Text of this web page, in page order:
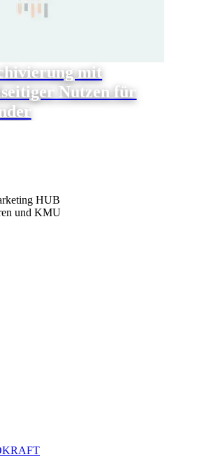
mit
Nutzen für
HUB
und KMU